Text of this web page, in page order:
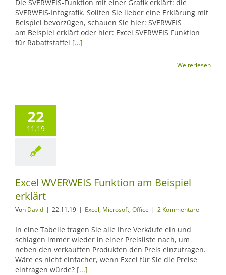
Die SVERWEIS-Funktion mit einer Grafik erklärt: die
SVERWEIS-Infografik. Sollten Sie lieber eine Erklärung mit
Beispiel bevorzügen, schauen Sie hier: SVERWEIS
am Beispiel erklärt oder hier: Excel SVERWEIS Funktion
für Rabattstaffel […]
Weiterlesen
22
11.19
Excel WVERWEIS Funktion am Beispiel
erklärt
Von David | 22.11.19 | Excel, Microsoft, Office | 2 Kommentare
In eine Tabelle tragen Sie alle Ihre Verkäufe ein und
schlagen immer wieder in einer Preisliste nach, um
neben den verkauften Produkten den Preis einzutragen.
Wäre es nicht einfacher, wenn Excel für Sie die Preise
eintragen würde? [...]